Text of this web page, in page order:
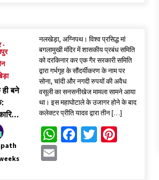
-
ही बने
के
जांच
दबाई
नलखेड़ा, अग्निपथ। विश्व प्रसिद्ध मां
बगलामुखी मंदिर में शासकीय प्रबंध समिति
को दरकिनार कर एक गैर सरकारी समिति
द्वारा गर्भगृह के सौंदर्यीकरण के नाम पर
सोना, चांदी और नगदी रुपयों की अवैध
वसूली का सनसनीखेज मामला सामने आया
था। इस महाघोटाले के उजागर होने के बाद
कलेक्टर प्रीति यादव द्वारा तीन […]
WhatsApp
Facebook
Twitter